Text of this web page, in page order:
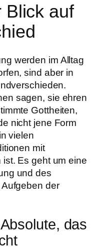
Blick auf
werden im Alltag
sind aber in
sagen, sie ehren
Gottheiten,
nicht jene Form
vielen
mit
ist. Es geht um eine
und des
der
das